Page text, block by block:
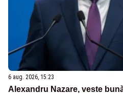
6 aug. 2026, 15:23
Alexandru Nazare, veste